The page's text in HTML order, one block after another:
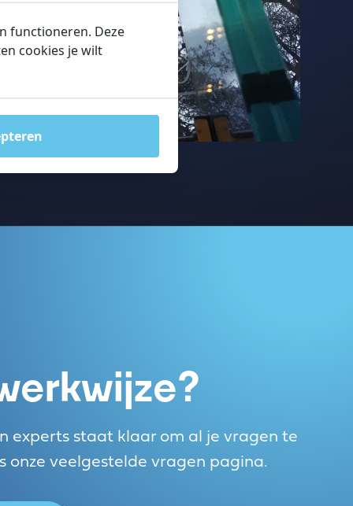
experts staat klaar om al je vragen te
onze veelgestelde vragen pagina.
functioneren. Deze
cookies je wilt